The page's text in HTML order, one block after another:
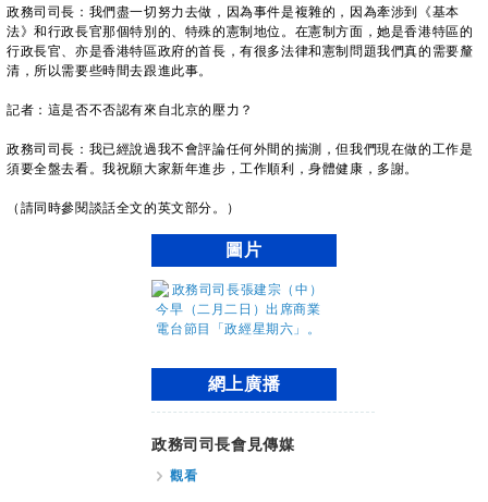
政務司司長：我們盡一切努力去做，因為事件是複雜的，因為牽涉到《基本
法》和行政長官那個特別的、特殊的憲制地位。在憲制方面，她是香港特區的
行政長官、亦是香港特區政府的首長，有很多法律和憲制問題我們真的需要釐
清，所以需要些時間去跟進此事。
記者：這是否不否認有來自北京的壓力？
政務司司長：我已經說過我不會評論任何外間的揣測，但我們現在做的工作是
須要全盤去看。我祝願大家新年進步，工作順利，身體健康，多謝。
（請同時參閱談話全文的英文部分。）
圖片
網上廣播
政務司司長會見傳媒
觀看